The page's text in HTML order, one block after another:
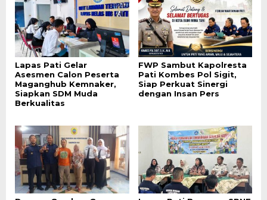
Lapas Pati Gelar
Asesmen Calon Peserta
Maganghub Kemnaker,
Siapkan SDM Muda
Berkualitas
FWP Sambut Kapolresta
Pati Kombes Pol Sigit,
Siap Perkuat Sinergi
dengan Insan Pers